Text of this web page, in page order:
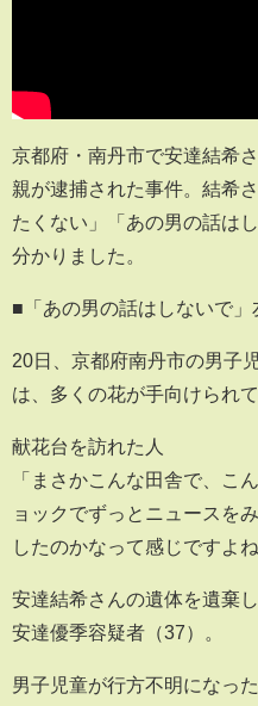
京都府・南丹市で安達結希
親が逮捕された事件。結希
たくない」「あの男の話は
分かりました。
■「あの男の話はしないで
20日、京都府南丹市の男子
は、多くの花が手向けられて
献花台を訪れた人
「まさかこんな田舎で、こ
ョックでずっとニュースを
したのかなって感じですよ
安達結希さんの遺体を遺棄
安達優季容疑者（37）。
男子児童が行方不明になっ